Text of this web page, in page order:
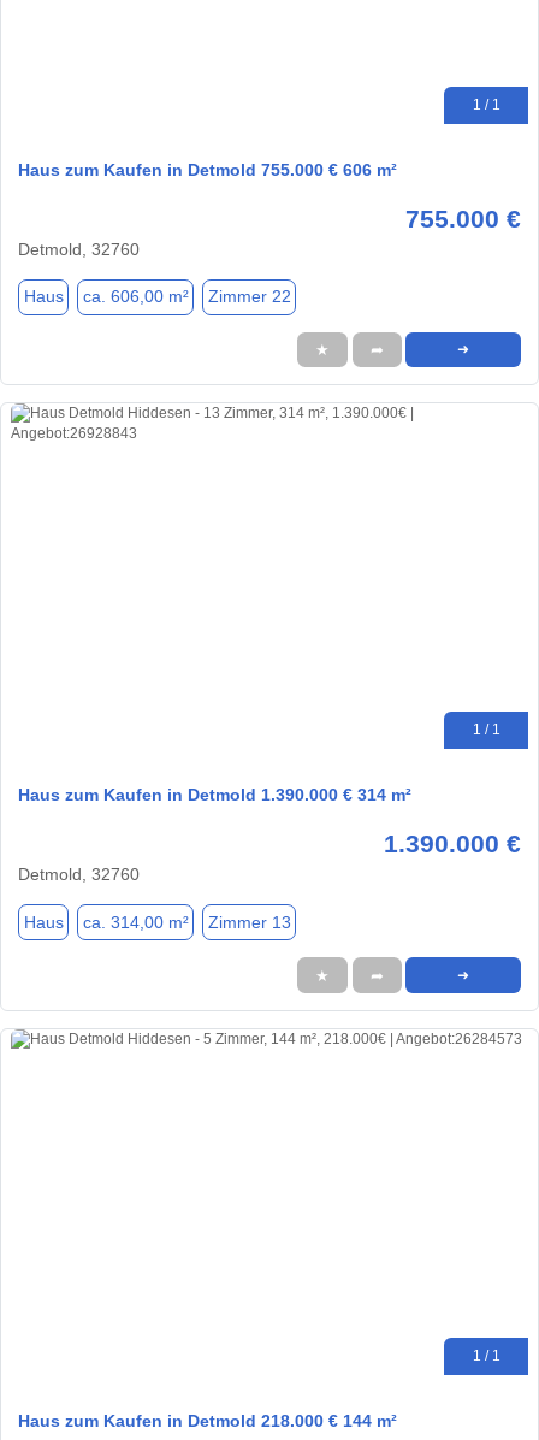
1 / 1
Haus zum Kaufen in Detmold 755.000 € 606 m²
755.000 €
Detmold, 32760
Haus ca. 606,00 m² Zimmer 22
★ ➦ ➜
1 / 1
Haus zum Kaufen in Detmold 1.390.000 € 314 m²
1.390.000 €
Detmold, 32760
Haus ca. 314,00 m² Zimmer 13
★ ➦ ➜
1 / 1
Haus zum Kaufen in Detmold 218.000 € 144 m²